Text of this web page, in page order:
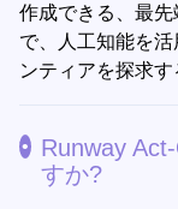
作成できる、最
で、人工知能を
ンティアを探求す
Runway
すか?